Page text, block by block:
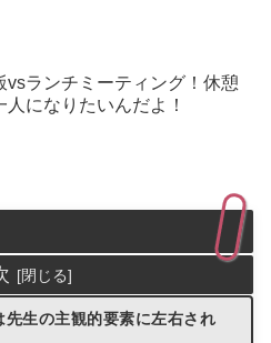
vsランチミーティング！休憩
人になりたいんだよ！
生の主観的要素に左右され